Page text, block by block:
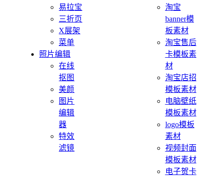
易拉宝
三折页
X展架
菜单
照片编辑
在线
抠图
美颜
图片
编辑
器
特效
滤镜
淘宝
banner模
板素材
淘宝售后
卡模板素
材
淘宝店招
模板素材
电脑壁纸
模板素材
logo模板
素材
视频封面
模板素材
电子贺卡